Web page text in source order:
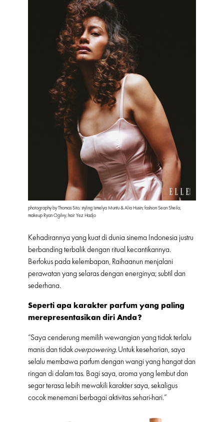
photography by Thomas Sito; styling Ismelya Muntu & Alia Husin; fashion Sean Sheila;
makeup Ryan Ogilvy; hair Yez Hadjo
Kehadirannya yang kuat di dunia sinema Indonesia justru
berbanding terbalik dengan ritual kecantikannya.
Berfokus pada kelembapan, Raihaanun menjalani
perawatan yang selaras dengan energinya; subtil dan
sederhana.
Seperti apa karakter parfum yang paling
merepresentasikan diri Anda?
“Saya cenderung memilih wewangian yang tidak terlalu
manis dan tidakoverpowering. Untuk keseharian, saya
selalu membawa parfum dengan wangi yang hangat dan
ringan di dalam tas. Bagi saya, aroma yang lembut dan
segar terasa lebih mewakili karakter saya, sekaligus
cocok menemani berbagai aktivitas sehari-hari.”